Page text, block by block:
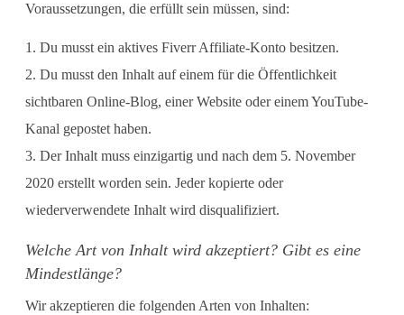
z
u
2
.
0
0
0
U
S
Voraussetzungen, die erfüllt sein müssen, sind:
Du musst ein aktives Fiverr Affiliate-Konto besitzen.
Du musst den Inhalt auf einem für die Öffentlichkeit
sichtbaren Online-Blog, einer Website oder einem YouTube-
Kanal gepostet haben.
Der Inhalt muss einzigartig und nach dem 5. November
2020 erstellt worden sein. Jeder kopierte oder
wiederverwendete Inhalt wird disqualifiziert.
Welche Art von Inhalt wird akzeptiert? Gibt es eine
Mindestlänge?
Wir akzeptieren die folgenden Arten von Inhalten: